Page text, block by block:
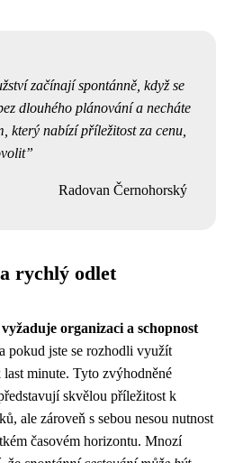
začínají spontánně, když se
dlouhého plánování a necháte
který nabízí příležitost za cenu,
Radovan Černohorský
rychlý odlet
organizaci a schopnost
pokud jste se rozhodli využít
minute. Tyto zvýhodněné
skvělou příležitost k
ale zároveň s sebou nesou nutnost
časovém horizontu. Mnozí